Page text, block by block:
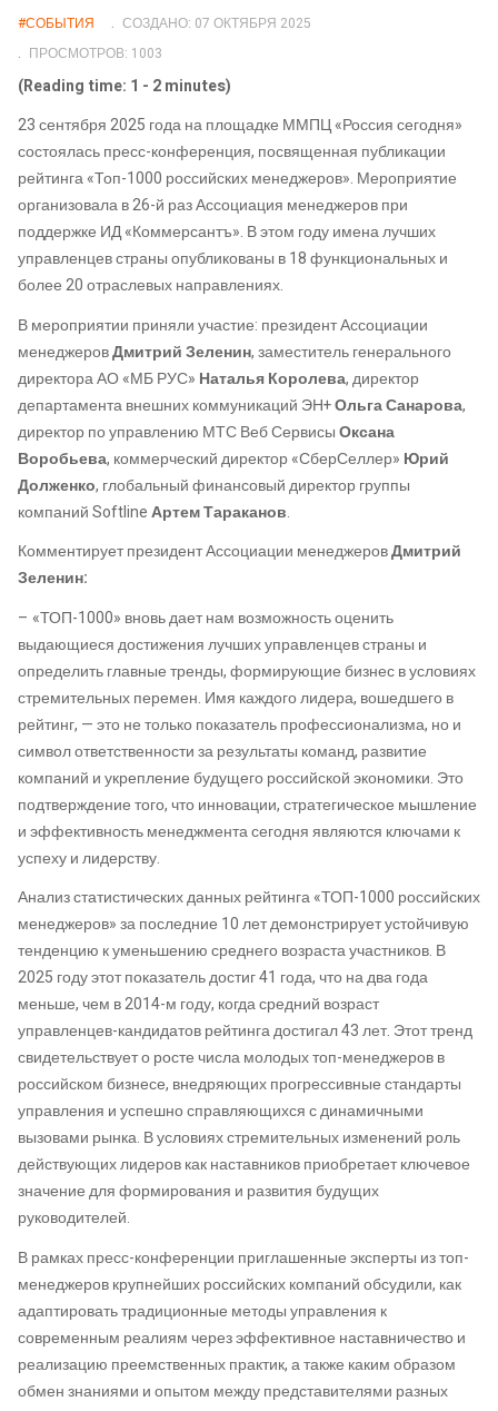
#СОБЫТИЯ
СОЗДАНО: 07 ОКТЯБРЯ 2025
ПРОСМОТРОВ: 1003
(Reading time: 1 - 2 minutes)
23 сентября 2025 года на площадке ММПЦ «Россия сегодня»
состоялась пресс-конференция, посвященная публикации
рейтинга «Топ-1000 российских менеджеров». Мероприятие
организовала в 26-й раз Ассоциация менеджеров при
поддержке ИД «Коммерсантъ». В этом году имена лучших
управленцев страны опубликованы в 18 функциональных и
более 20 отраслевых направлениях.
В мероприятии приняли участие: президент Ассоциации
менеджеровДмитрий Зеленин, заместитель генерального
директора АО «МБ РУС» Наталья Королева, директор
департамента внешних коммуникаций ЭН+Ольга Санарова,
директор по управлению МТС Веб СервисыОксана
Воробьева, коммерческий директор «СберСеллер» Юрий
Долженко, глобальный финансовый директор группы
компаний SoftlineАртем Тараканов.
Комментирует президент Ассоциации менеджеровДмитрий
Зеленин:
– «ТОП-1000» вновь дает нам возможность оценить
выдающиеся достижения лучших управленцев страны и
определить главные тренды, формирующие бизнес в условиях
стремительных перемен. Имя каждого лидера, вошедшего в
рейтинг, — это не только показатель профессионализма, но и
символ ответственности за результаты команд, развитие
компаний и укрепление будущего российской экономики. Это
подтверждение того, что инновации, стратегическое мышление
и эффективность менеджмента сегодня являются ключами к
успеху и лидерству.
Анализ статистических данных рейтинга «ТОП-1000 российских
менеджеров» за последние 10 лет демонстрирует устойчивую
тенденцию к уменьшению среднего возраста участников. В
2025 году этот показатель достиг 41 года, что на два года
меньше, чем в 2014-м году, когда средний возраст
управленцев-кандидатов рейтинга достигал 43 лет. Этот тренд
свидетельствует о росте числа молодых топ-менеджеров в
российском бизнесе, внедряющих прогрессивные стандарты
управления и успешно справляющихся с динамичными
вызовами рынка. В условиях стремительных изменений роль
действующих лидеров как наставников приобретает ключевое
значение для формирования и развития будущих
руководителей.
В рамках пресс-конференции приглашенные эксперты из топ-
менеджеров крупнейших российских компаний обсудили, как
адаптировать традиционные методы управления к
современным реалиям через эффективное наставничество и
реализацию преемственных практик, а также каким образом
обмен знаниями и опытом между представителями разных